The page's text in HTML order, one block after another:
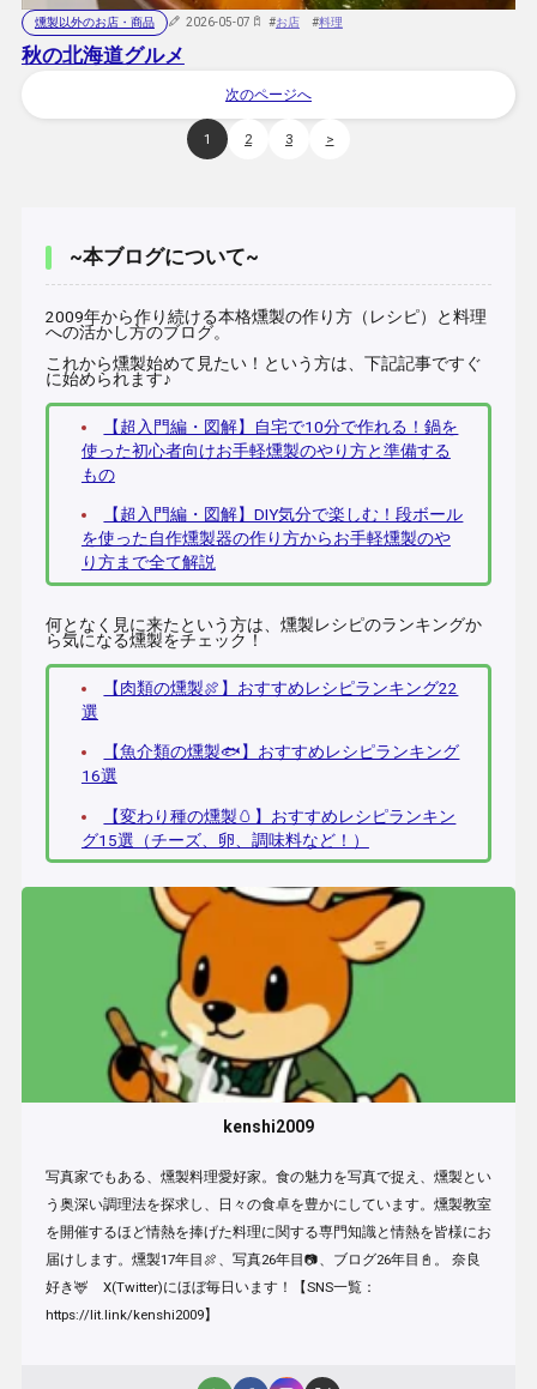
燻製以外のお店・商品 2026-05-07 #お店 #料理
秋の北海道グルメ
次のページへ
1 2 3 >
~本ブログについて~
2009年から作り続ける本格燻製の作り方（レシピ）と料理
への活かし方のブログ。
これから燻製始めて見たい！という方は、下記記事ですぐ
に始められます♪
【超入門編・図解】自宅で10分で作れる！鍋を
使った初心者向けお手軽燻製のやり方と準備する
もの
【超入門編・図解】DIY気分で楽しむ！段ボール
を使った自作燻製器の作り方からお手軽燻製のや
り方まで全て解説
何となく見に来たという方は、燻製レシピのランキングか
ら気になる燻製をチェック！
【肉類の燻製🍖】おすすめレシピランキング22
選
【魚介類の燻製🐟】おすすめレシピランキング
16選
【変わり種の燻製🥚】おすすめレシピランキン
グ15選（チーズ、卵、調味料など！）
kenshi2009
写真家でもある、燻製料理愛好家。食の魅力を写真で捉え、燻製とい
う奥深い調理法を探求し、日々の食卓を豊かにしています。燻製教室
を開催するほど情熱を捧げた料理に関する専門知識と情熱を皆様にお
届けします。燻製17年目🍖、写真26年目📷、ブログ26年目📓。 奈良
好き🦌 X(Twitter)にほぼ毎日います！【SNS一覧：
https://lit.link/kenshi2009】